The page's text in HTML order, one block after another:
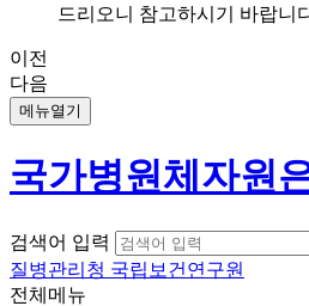
드리오니 참고하시기 바랍니
이전
다음
메뉴열기
국가병원체자원
검색어 입력
질병관리청 국립보건연구원
전체메뉴